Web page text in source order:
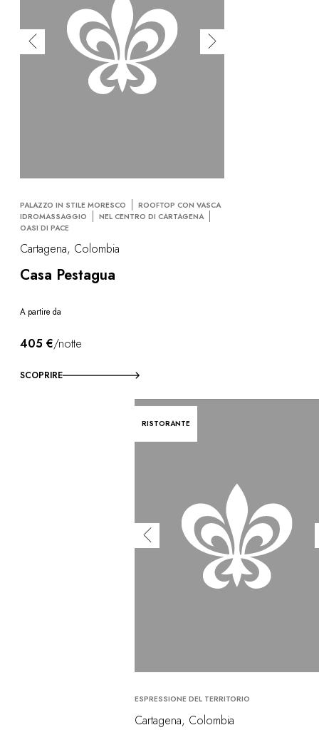
PALAZZO IN STILE MORESCO
ROOFTOP CON VASCA
IDROMASSAGGIO
NEL CENTRO DI CARTAGENA
OASI DI PACE
Cartagena, Colombia
Casa Pestagua
A partire da
405 €/notte
SCOPRIRE
RISTORANTE
ESPRESSIONE DEL TERRITORIO
Cartagena, Colombia